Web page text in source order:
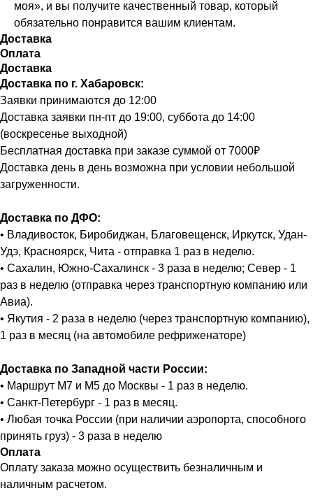
моя», и вы получите качественный товар, который
обязательно понравится вашим клиентам.
Доставка
Оплата
Доставка
Доставка по г. Хабаровск:
Заявки принимаются до 12:00
Доставка заявки пн-пт до 19:00, суббота до 14:00
(воскресенье выходной)
Бесплатная доставка при заказе суммой от 7000₽
Доставка день в день возможна при условии небольшой
загруженности.
Доставка по ДФО:
• Владивосток, Биробиджан, Благовещенск, Иркутск, Удан-
Удэ, Красноярск, Чита - отправка 1 раз в неделю.
• Сахалин, Южно-Сахалинск - 3 раза в неделю; Север - 1
раз в неделю (отправка через транспортную компанию или
Авиа).
• Якутия - 2 раза в неделю (через транспортную компанию),
1 раз в месяц (на автомобиле рефриженаторе)
Доставка по Западной части России:
• Маршрут М7 и М5 до Москвы - 1 раз в неделю.
• Санкт-Петербург - 1 раз в месяц.
• Любая точка России (при наличии аэропорта, способного
принять груз) - 3 раза в неделю
Оплата
Оплату заказа можно осуществить безналичным и
наличным расчетом.